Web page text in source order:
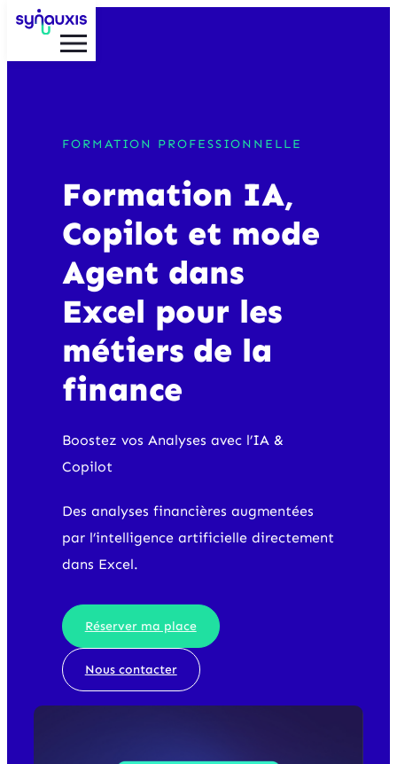
Aller
FORMATION PROFESSIONNELLE
Formation IA,
Copilot et mode
Agent dans
Excel pour les
métiers de la
finance
Boostez vos Analyses avec l’IA &
Copilot
Des analyses financières augmentées
par l’intelligence artificielle directement
dans Excel.
Réserver ma place
Nous contacter